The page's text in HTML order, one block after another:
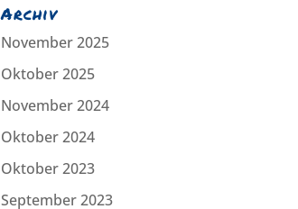
Archiv
November 2025
Oktober 2025
November 2024
Oktober 2024
Oktober 2023
September 2023